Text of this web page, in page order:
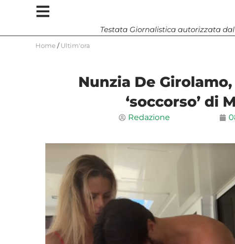
Testata Giornalistica autorizzata
Home / Ultim'ora
Nunzia De
‘soccorso’ di
Redazione